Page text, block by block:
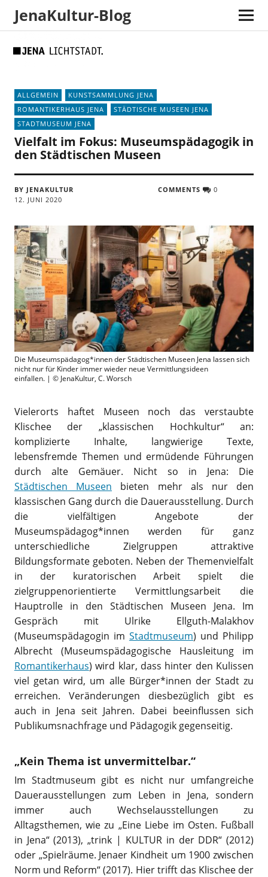
map
JenaKultur-Blog
ALLGEMEIN
KUNSTSAMMLUNG JENA
ROMANTIKERHAUS JENA
STÄDTISCHE MUSEEN JENA
STADTMUSEUM JENA
Vielfalt im Fokus: Museumspädagogik in
den Städtischen Museen
BY JENAKULTUR
12. JUNI 2020
COMMENTS 0
Die Museumspädagog*innen der Städtischen Museen Jena lassen sich
nicht nur für Kinder immer wieder neue Vermittlungsideen
einfallen. | © JenaKultur, C. Worsch
Vielerorts haftet Museen noch das verstaubte
Klischee der „klassischen Hochkultur“ an:
komplizierte Inhalte, langwierige Texte,
lebensfremde Themen und ermüdende Führungen
durch alte Gemäuer. Nicht so in Jena: Die
Städtischen Museen bieten mehr als nur den
klassischen Gang durch die Dauerausstellung. Durch
die vielfältigen Angebote der
Museumspädagog*innen werden für ganz
unterschiedliche Zielgruppen attraktive
Bildungsformate geboten. Neben der Themenvielfalt
in der kuratorischen Arbeit spielt die
zielgruppenorientierte Vermittlungsarbeit die
Hauptrolle in den Städtischen Museen Jena. Im
Gespräch mit Ulrike Ellguth-Malakhov
(Museumspädagogin im Stadtmuseum) und Philipp
Albrecht (Museumspädagogische Hausleitung im
Romantikerhaus) wird klar, dass hinter den Kulissen
viel getan wird, um alle Bürger*innen der Stadt zu
erreichen. Veränderungen diesbezüglich gibt es
auch in Jena seit Jahren. Dabei beeinflussen sich
Publikumsnachfrage und Pädagogik gegenseitig.
„Kein Thema ist unvermittelbar.“
Im Stadtmuseum gibt es nicht nur umfangreiche
Dauerausstellungen zum Leben in Jena, sondern
immer auch Wechselausstellungen zu
Alltagsthemen, wie zu „Eine Liebe im Osten. Fußball
in Jena“ (2013), „trink | KULTUR in der DDR“ (2012)
oder „Spielräume. Jenaer Kindheit um 1900 zwischen
Norm und Reform“ (2017). Hier trifft das Klischee der